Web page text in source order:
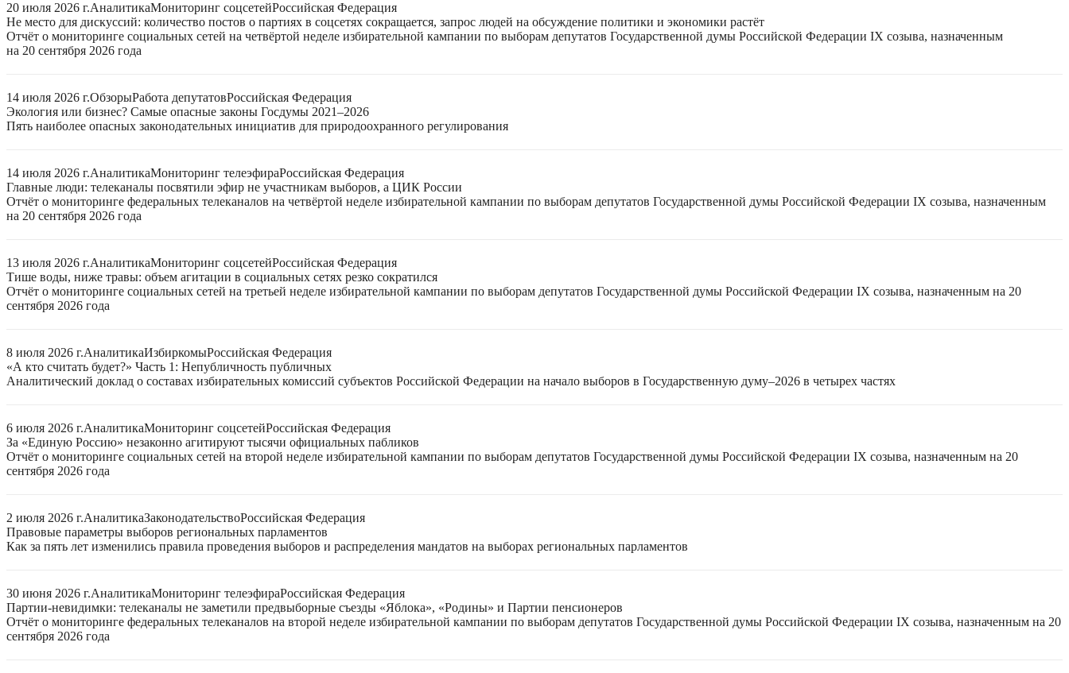
20 июля 2026 г.АналитикаМониторинг соцсетейРоссийская Федерация
Не место для дискуссий: количество постов о партиях в соцсетях сокращается, запрос людей на обсуждение политики и экономики растёт
Отчёт о мониторинге социальных сетей на четвёртой неделе избирательной кампании по выборам депутатов Государственной думы Российской Федерации IX созыва, назначенным
на 20 сентября 2026 года
14 июля 2026 г.ОбзорыРабота депутатовРоссийская Федерация
Экология или бизнес? Самые опасные законы Госдумы 2021–2026
Пять наиболее опасных законодательных инициатив для природоохранного регулирования
14 июля 2026 г.АналитикаМониторинг телеэфираРоссийская Федерация
Главные люди: телеканалы посвятили эфир не участникам выборов, а ЦИК России
Отчёт о мониторинге федеральных телеканалов на четвёртой неделе избирательной кампании по выборам депутатов Государственной думы Российской Федерации IX созыва, назначенным
на 20 сентября 2026 года
13 июля 2026 г.АналитикаМониторинг соцсетейРоссийская Федерация
Тише воды, ниже травы: объем агитации в социальных сетях резко сократился
Отчёт о мониторинге социальных сетей на третьей неделе избирательной кампании по выборам депутатов Государственной думы Российской Федерации IX созыва, назначенным на 20
сентября 2026 года
8 июля 2026 г.АналитикаИзбиркомыРоссийская Федерация
«А кто считать будет?» Часть 1: Непубличность публичных
Аналитический доклад о составах избирательных комиссий субъектов Российской Федерации на начало выборов в Государственную думу–2026 в четырех частях
6 июля 2026 г.АналитикаМониторинг соцсетейРоссийская Федерация
За «Единую Россию» незаконно агитируют тысячи официальных пабликов
Отчёт о мониторинге социальных сетей на второй неделе избирательной кампании по выборам депутатов Государственной думы Российской Федерации IX созыва, назначенным на 20
сентября 2026 года
2 июля 2026 г.АналитикаЗаконодательствоРоссийская Федерация
Правовые параметры выборов региональных парламентов
Как за пять лет изменились правила проведения выборов и распределения мандатов на выборах региональных парламентов
30 июня 2026 г.АналитикаМониторинг телеэфираРоссийская Федерация
Партии-невидимки: телеканалы не заметили предвыборные съезды «Яблока», «Родины» и Партии пенсионеров
Отчёт о мониторинге федеральных телеканалов на второй неделе избирательной кампании по выборам депутатов Государственной думы Российской Федерации IX созыва, назначенным на 20
сентября 2026 года